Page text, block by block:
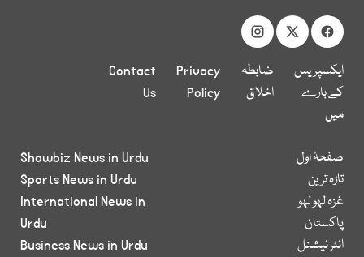
ایکسپریس
کے بارے
میں
ضابطہ
اخلاق
Privacy
Policy
Contact
Us
صفحۂ اول
تازہ ترین
غزہ لہو لہو
پاکستان
انٹر نیشنل
Showbiz News in Urdu
Sports News in Urdu
International News in
Urdu
Business News in Urdu